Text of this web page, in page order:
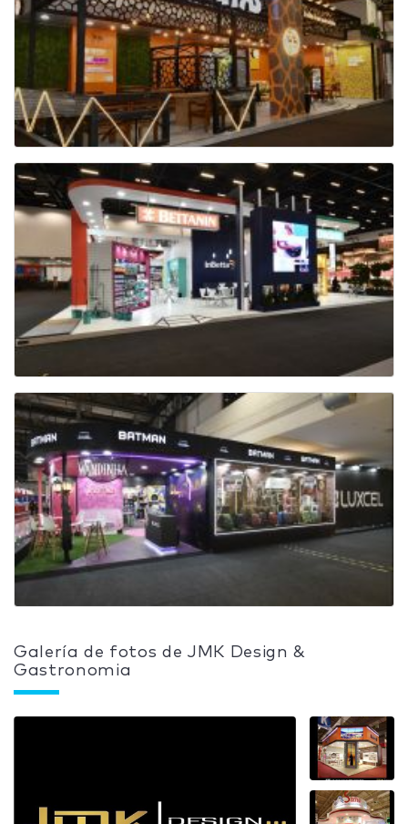
Galería de fotos de JMK Design &
Gastronomia